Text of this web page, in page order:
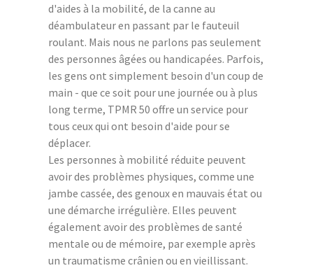
d'aides à la mobilité, de la canne au
déambulateur en passant par le fauteuil
roulant. Mais nous ne parlons pas seulement
des personnes âgées ou handicapées. Parfois,
les gens ont simplement besoin d'un coup de
main - que ce soit pour une journée ou à plus
long terme, TPMR 50 offre un service pour
tous ceux qui ont besoin d'aide pour se
déplacer.
Les personnes à mobilité réduite peuvent
avoir des problèmes physiques, comme une
jambe cassée, des genoux en mauvais état ou
une démarche irrégulière. Elles peuvent
également avoir des problèmes de santé
mentale ou de mémoire, par exemple après
un traumatisme crânien ou en vieillissant.